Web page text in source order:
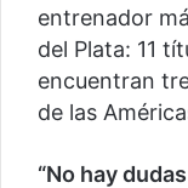
entrenador
del Plata: 11
encuentran
de las
“No hay